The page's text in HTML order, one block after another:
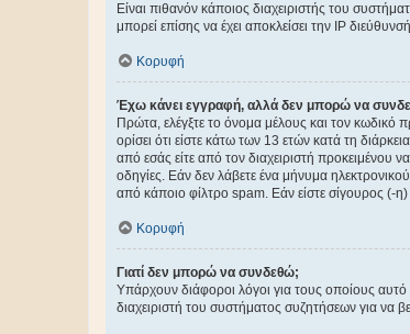
Είναι πιθανόν κάποιος διαχειριστής του
μπορεί επίσης να έχει αποκλείσει την IP
Κορυφή
Έχω κάνει εγγραφή, αλλά δεν μπορώ να
Πρώτα, ελέγξτε το όνομα μέλους και τον κωδικό
ορίσει ότι είστε κάτω των 13 ετών κατά τη
από εσάς είτε από τον διαχειριστή προκειμένου
οδηγίες. Εάν δεν λάβετε ένα μήνυμα
από κάποιο φίλτρο spam. Εάν είστε σίγουρος (-
Κορυφή
Γιατί δεν μπορώ να συνδεθώ;
Υπάρχουν διάφοροι λόγοι για τους οποίους
διαχειριστή του συστήματος συζητήσεων για να